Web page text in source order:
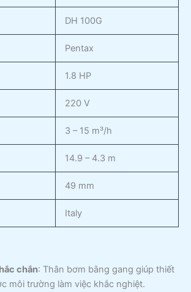
DH 100G
Pentax
1.8 HP
220 V
3 – 15 m³/h
14.9 – 4.3 m
49 mm
Italy
chắn: Thân bơm bằng gang giúp thiết
môi trường làm việc khắc nghiệt.